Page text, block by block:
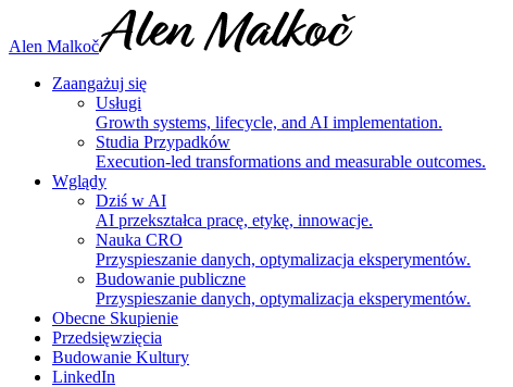
Alen Malkoč
Zaangażuj się
Usługi
Growth systems, lifecycle, and AI implementation.
Studia Przypadków
Execution-led transformations and measurable outcomes.
Wglądy
Dziś w AI
AI przekształca pracę, etykę, innowacje.
Nauka CRO
Przyspieszanie danych, optymalizacja eksperymentów.
Budowanie publiczne
Przyspieszanie danych, optymalizacja eksperymentów.
Obecne Skupienie
Przedsięwzięcia
Budowanie Kultury
LinkedIn